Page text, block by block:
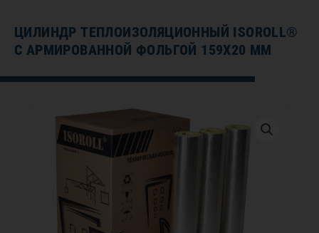
ЦИЛИНДР ТЕПЛОИЗОЛЯЦИОННЫЙ ISOROLL®
С АРМИРОВАННОЙ ФОЛЬГОЙ 159Х20 ММ